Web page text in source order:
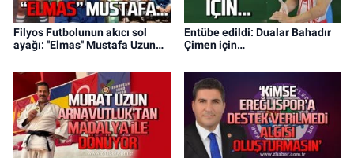
Filyos Futbolunun akıcı sol
ayağı: ''Elmas'' Mustafa Uzun…
Entübe edildi: Dualar Bahadır
Çimen için…